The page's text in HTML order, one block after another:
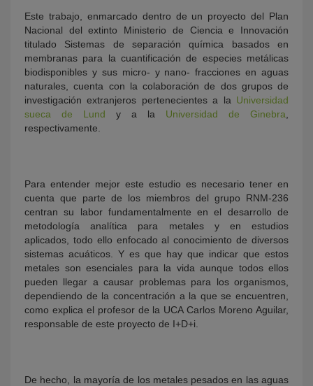
Este trabajo, enmarcado dentro de un proyecto del Plan
Nacional del extinto Ministerio de Ciencia e Innovación
titulado Sistemas de separación química basados en
membranas para la cuantificación de especies metálicas
biodisponibles y sus micro- y nano- fracciones en aguas
naturales, cuenta con la colaboración de dos grupos de
investigación extranjeros pertenecientes a la Universidad
sueca de Lund y a la Universidad de Ginebra
respectivamente.
Para entender mejor este estudio es necesario tener en
cuenta que parte de los miembros del grupo RNM-236
centran su labor fundamentalmente en el desarrollo de
metodología analítica para metales y en estudios
aplicados, todo ello enfocado al conocimiento de diversos
sistemas acuáticos. Y es que hay que indicar que estos
metales son esenciales para la vida aunque todos ellos
pueden llegar a causar problemas para los organismos,
dependiendo de la concentración a la que se encuentren,
como explica el profesor de la UCA Carlos Moreno Aguilar,
responsable de este proyecto de I+D+i.
De hecho, la mayoría de los metales pesados en las aguas